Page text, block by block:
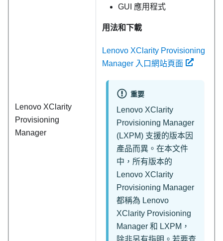
Lenovo XClarity
Provisioning
Manager
GUI 應用程式
用法和下載
Lenovo XClarity Provisioning
Manager 入口網站頁面
重要
Lenovo XClarity
Provisioning Manager
(LXPM) 支援的版本因
產品而異。在本文件
中，所有版本的
Lenovo XClarity
Provisioning Manager
都稱為 Lenovo
XClarity Provisioning
Manager 和 LXPM ，